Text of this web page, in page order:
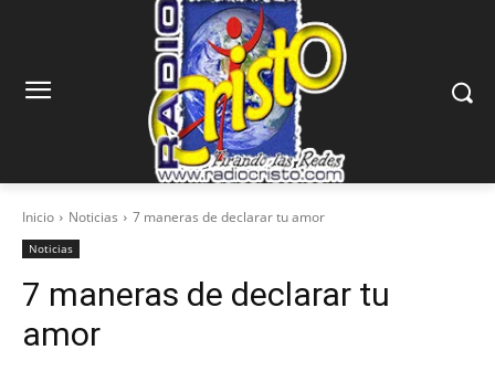
Inicio Noticias 7 maneras de declarar tu amor
Noticias
7 maneras de declarar tu
amor